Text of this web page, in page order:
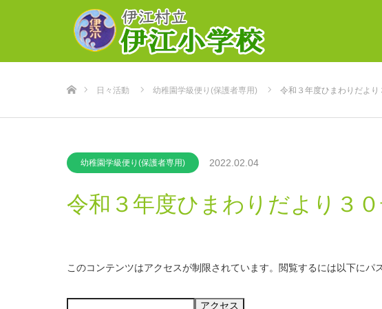
日々活動 幼稚園学級便り(保護者専用) 令和３年度ひまわりだより
幼稚園学級便り(保護者専用) 2022.02.04
令和３年度ひまわりだより３
このコンテンツはアクセスが制限されています。閲覧するには以下にパ